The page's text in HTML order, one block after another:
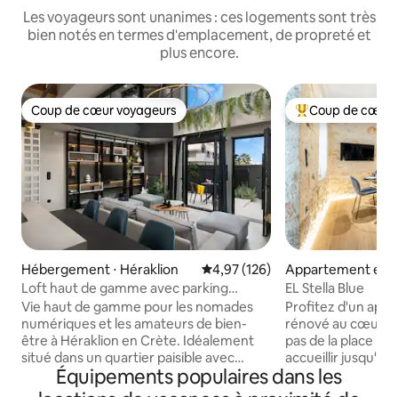
Les voyageurs sont unanimes : ces logements sont très
bien notés en termes d'emplacement, de propreté et
plus encore.
Coup de cœur voyageurs
Coup de cœur voyageurs
Hébergement ⋅ Héraklion Évaluation moyenne sur la
4,97 (126)
Loft haut de gamme avec parking
gratuit, hammam et sauna.
Vie haut de gamme pour les nomades
numériques et les amateurs de bien-
être à Héraklion en Crète. Idéalement
situé dans un quartier paisible avec
accès facile à la route nationale E75 pour
des excursions d'une journée et des
Coups de cœur
Coup de cœur
Appartement en
⋅ Héraklion
EL Stella Blue
Profitez d'un
rénové au cœur
pas de la place
accueillir jusqu'à
d'un élégant
lit, d'une
Équipements populaires dans les